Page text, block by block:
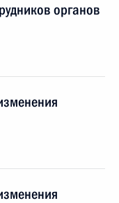
органов